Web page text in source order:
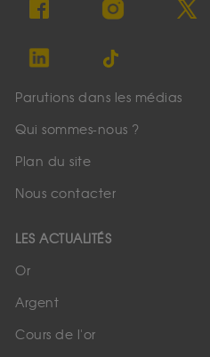
Parutions dans les médias
Qui sommes-nous ?
Plan du site
Nous contacter
LES ACTUALITÉS
Or
Argent
Cours de l'or